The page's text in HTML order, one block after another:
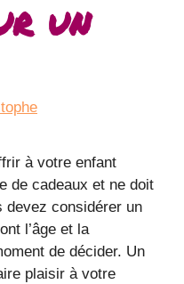
un
à votre enfant
de cadeaux et ne doit
devez considérer un
l’âge et la
de décider. Un
plaisir à votre